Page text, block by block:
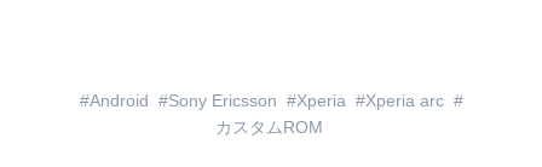
Android Sony Ericsson Xperia
Xperia arc
カスタムROM